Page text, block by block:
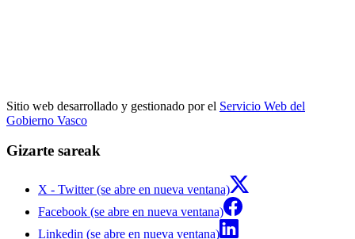
Sitio web desarrollado y gestionado por el Servicio Web del
Gobierno Vasco
Gizarte sareak
X - Twitter (se abre en nueva ventana)
Facebook (se abre en nueva ventana)
Linkedin (se abre en nueva ventana)